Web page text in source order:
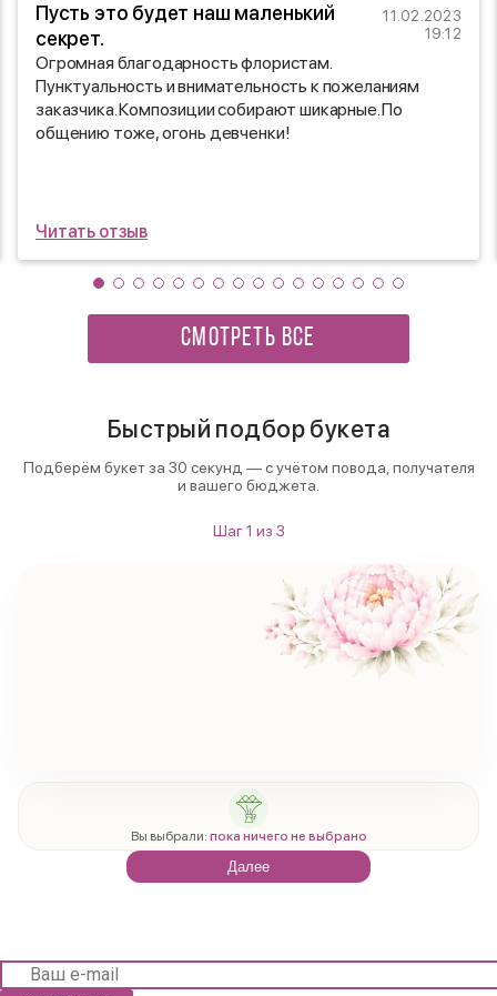
Пусть это будет наш маленький
секрет.
11.02.2023
19:12
Огромная благодарность флористам.
Пунктуальность и внимательность к пожеланиям
заказчика. Композиции собирают шикарные. По
общению тоже, огонь девченки!
Читать отзыв
СМОТРЕТЬ ВСЕ
Быстрый подбор букета
Подберём букет за 30 секунд — с учётом повода, получателя
и вашего бюджета.
Шаг1 из 3
Вы выбрали: пока ничего не выбрано
Далее